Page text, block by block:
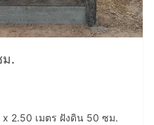
ม.
2.50 เมตร ฝังดิน 50 ซม.